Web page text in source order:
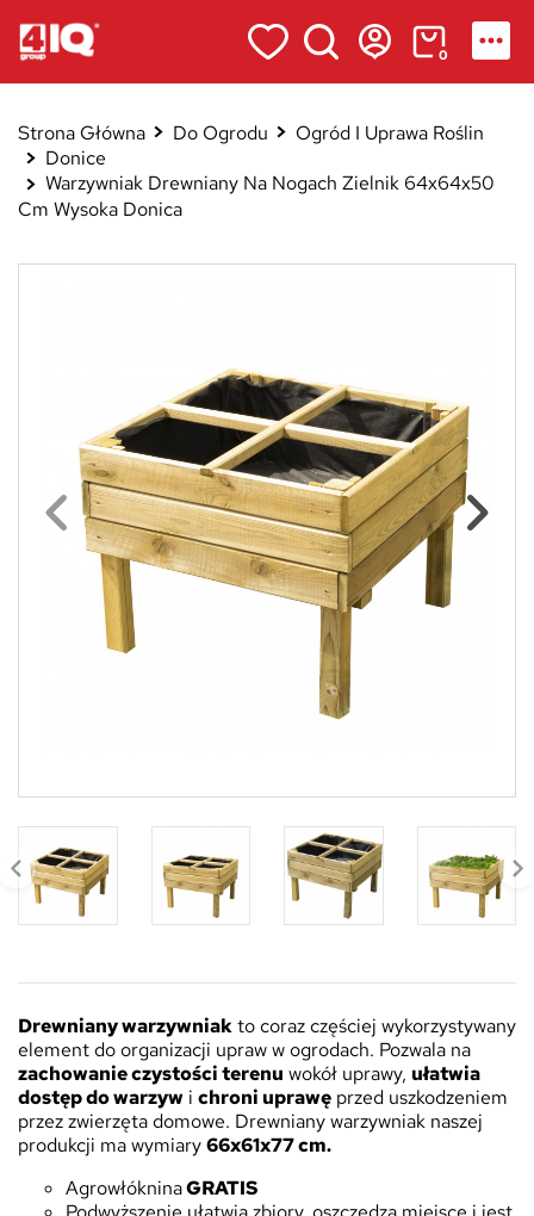
0
Strona Główna Do Ogrodu
Ogród I Uprawa Roślin
Donice
Warzywniak Drewniany Na Nogach Zielnik 64x64x50
Cm Wysoka Donica
Drewniany warzywniakto coraz częściej wykorzystywany
element do organizacji upraw w ogrodach. Pozwala na
zachowanie czystości terenu wokół uprawy, ułatwia
dostęp do warzyw i chroni uprawę przed uszkodzeniem
przez zwierzęta domowe. Drewniany warzywniak naszej
produkcji ma wymiary66x61x77 cm.
AgrowłókninaGRATIS